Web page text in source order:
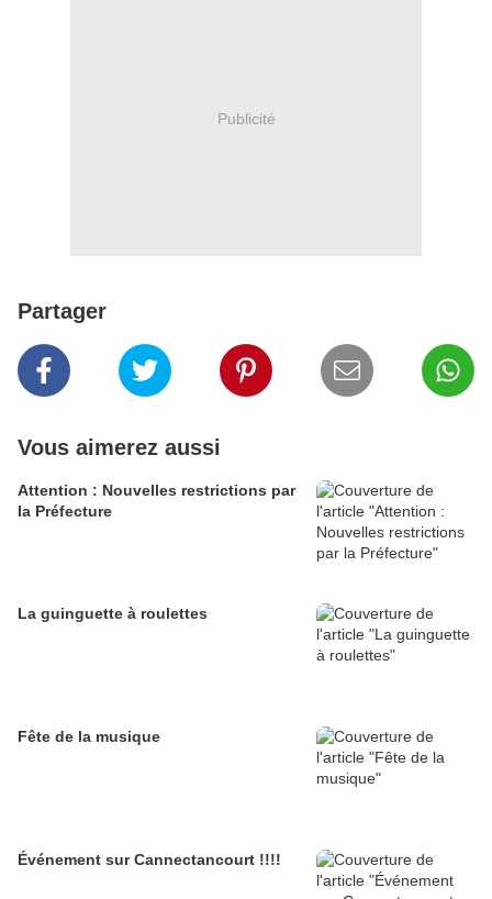
Publicité
Partager
Vous aimerez aussi
Attention : Nouvelles restrictions par
la Préfecture
La guinguette à roulettes
Fête de la musique
Événement sur Cannectancourt !!!!